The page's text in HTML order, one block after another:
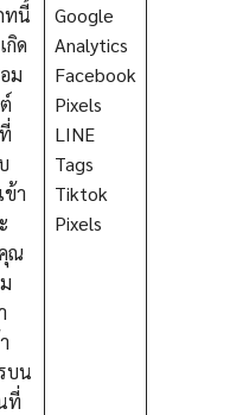
ทนี้
กิด
ม
ข้า
ณ
บน
ที่
Google
Analytics
Facebook
Pixels
LINE
Tags
Tiktok
Pixels